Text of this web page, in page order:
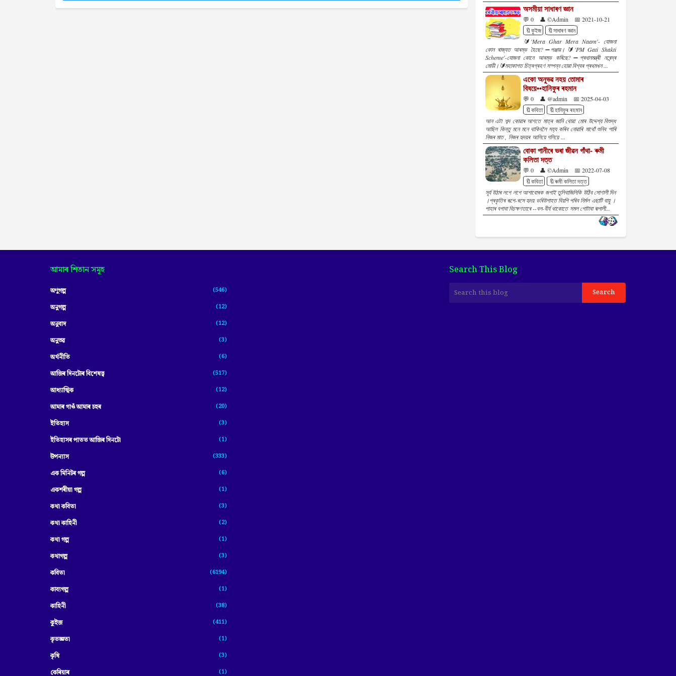
অসমীয়া সাধাৰণ জ্ঞান
💬 0 👤 ©Admin
📅 2021-10-21
🔖কুইজ
🔖সাধাৰণ জ্ঞান
🔰'Mera Ghar Mera Naam'- যোজনা
কোন ৰাজ্যত আৰম্ভ হৈছে?➖পঞ্জাৱ।🔰'PM Gati Shakti
Scheme'-যোজনা কোনে আৰম্ভ কৰিছে?➖প্ৰধানমন্ত্ৰী নৰেন্দ্ৰ
মোডী।🔰মহাকাশত চিত্ৰগ্ৰহণ সম্পন্ন হোৱা বিশ্বৰ প্ৰথমখন ...
একো অনুভৱ নহয় তোমাৰ
বিষয়ে••হানিফুৰ ৰহমান
💬 0 👤 @admin
📅 2025-04-03
🔖কবিতা
🔖হানিফুৰ ৰহমান
আন এটা শব্দ কোৱাৰ আগতে মাত্ৰ জানি থোৱা মোৰ উদ্দেশ্য বিশুদ্ধ
আছিল কিন্তু মনে মনে থাকিবলৈ সহ্য কৰিব নোৱাৰি মাথোঁ শুনিব পাৰি
নিজৰ মাত , নিজৰ হৃদয়ৰ আলিয়ে গলিয়ে ...
বোকা পানীৰে ভৰা জীৱন গাঁথা- ৰুমী
কলিতা দত্ত
💬 0 👤 ©Admin
📅 2022-07-08
🔖কবিতা
🔖ৰুমী কলিতা দত্ত
সূৰ্য উঠাৰ লগে লগে আশাবোৰক জগাই তুলিবাজিলিকি উঠিব সোণালী দিন
।প্ৰকৃতিৰ ৰূপে-ৰসে হৃদয় ভৰিউশাহত বিয়পি পৰিব নিৰ্মল এছাটি বায়ু ।
পাহাৰ বগাবা বিচক্ষণতাৰে --বল-বীৰ্য থাকোতে সমল গোটাবা ৰূপালী...
আমাৰ শিতান সমূহ
অণুগল্প (546)
অনুগল্প (12)
অনুবাদ (12)
অনুভৱ (3)
অৰ্থনীতি (6)
আজিৰ দিনটোৰ বিশেষত্ব (517)
আধ্যাত্মিক (12)
আমাৰ গাওঁ আমাৰ চহৰ (20)
ইতিহাস (3)
ইতিহাসৰ পাতত আজিৰ দিনটো (1)
উপন্যাস (333)
এক মিনিটৰ গল্প (6)
একশৰীয়া গল্প (1)
কথা কবিতা (3)
কথা কাহিনী (2)
কথা গল্প (1)
কথাগল্প (3)
কবিতা (6194)
কাব্যগল্প (1)
কাহিনী (38)
কুইজ (411)
কৃতজ্ঞতা (1)
কৃষি (3)
কেৰিয়াৰ (1)
Search This Blog